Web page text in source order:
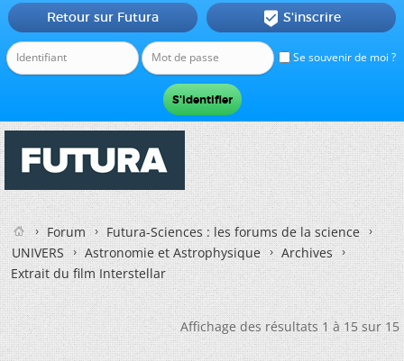
Se souvenir de moi ?
Retour sur Futura  S'inscrire
Forum
Futura-Sciences : les forums de la science
UNIVERS
Astronomie et Astrophysique
Archives
Extrait du film Interstellar
Affichage des résultats 1 à 15 sur 15